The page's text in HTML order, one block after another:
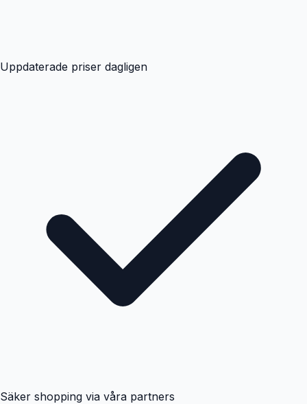
Uppdaterade priser dagligen
Säker shopping via våra partners